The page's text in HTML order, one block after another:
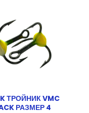
ТРОЙНИК VMC
РАЗМЕР 4